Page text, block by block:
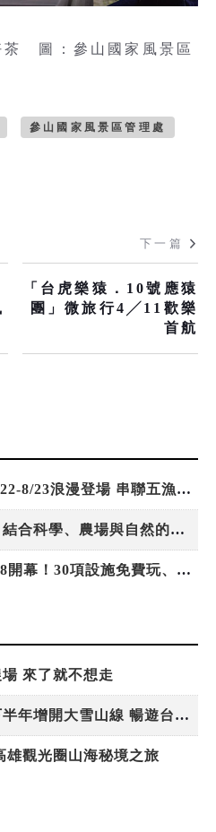
茶 圖：參山國家風景區
參山國家風景區管理處
下一篇
「台虎樂猿．10號應猿
團」微旅行4╱11歡樂
首航
「東北角外澳月夜」8/22-8/23浪漫登場 串聯五漁村、音樂、市集、火舞與慢旅共度夏夜
嘉義鹿草夏日探索趣！結合科學、農場與自然的親子小旅行
高雄最大親子遊樂園8/8開幕！30項設施免費玩、YOYO家族嗨翻暑假
來了就不想走
台灣好行／新路線！下半年增開大雪山線 暢遊台中更便利
雄觀光圈山海秘境之旅